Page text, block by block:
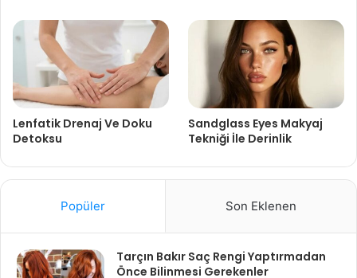
Lenfatik Drenaj Ve Doku
Detoksu
Sandglass Eyes Makyaj
Tekniği İle Derinlik
Popüler Son Eklenen
Tarçın Bakır Saç Rengi Yaptırmadan
Önce Bilinmesi Gerekenler